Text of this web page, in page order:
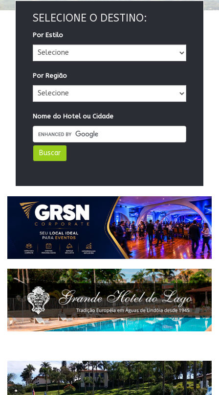
SELECIONE O DESTINO:
Por Estilo
Por Região
Nome do Hotel ou Cidade